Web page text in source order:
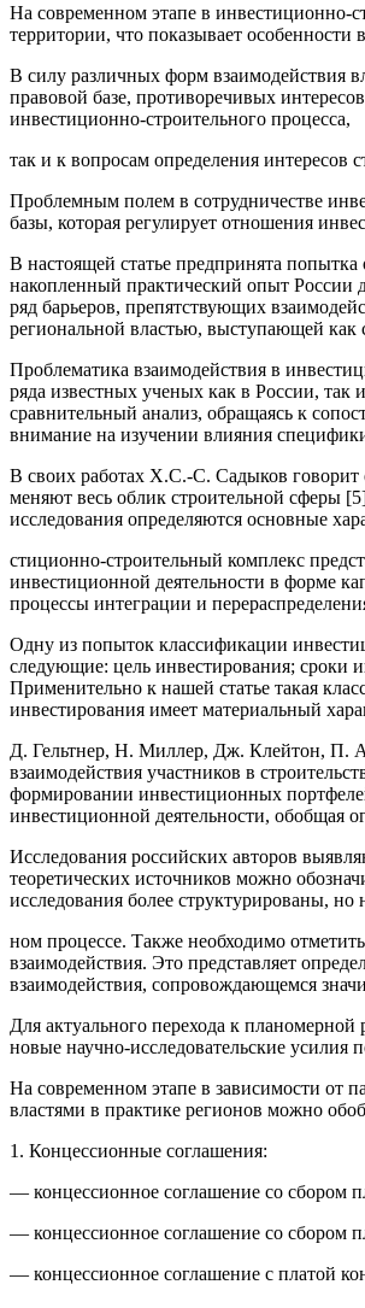
На современном этапе в инвестиционно-
территории, что показывает особенности
В силу различных форм взаимодействия
правовой базе, противоречивых
инвестиционно-строительного процесса,
так и к вопросам определения интересов
Проблемным полем в сотрудничестве
базы, которая регулирует отношения
В настоящей статье предпринята
накопленный практический опыт России
ряд барьеров, препятствующих
региональной властью, выступающей как
Проблематика взаимодействия в
ряда известных ученых как в России,
сравнительный анализ, обращаясь к
внимание на изучении влияния
В своих работах Х.С.-С. Садыков говорит
меняют весь облик строительной сферы
исследования определяются основные
стиционно-строительный комплекс
инвестиционной деятельности в форме
процессы интеграции и
Одну из попыток классификации
следующие: цель инвестирования; сроки
Применительно к нашей статье такая
инвестирования имеет материальный
Д. Гельтнер, Н. Миллер, Дж. Клейтон, П.
взаимодействия участников в
формировании инвестиционных
инвестиционной деятельности, обобщая
Исследования российских авторов
теоретических источников можно
исследования более структурированы,
ном процессе. Также необходимо
взаимодействия. Это представляет
взаимодействия, сопровождающемся
Для актуального перехода к
новые научно-исследовательские
На современном этапе в зависимости от
властями в практике регионов можно
1. Концессионные соглашения:
— концессионное соглашение со сбором
— концессионное соглашение со сбором
— концессионное соглашение с платой